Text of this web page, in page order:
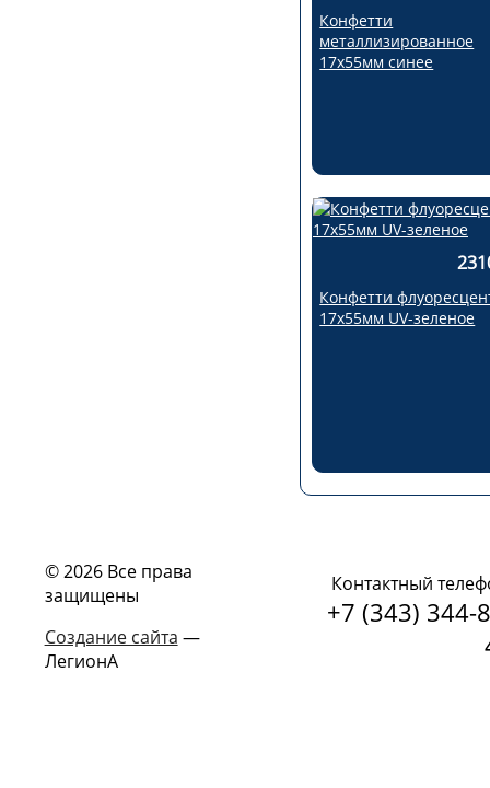
Конфетти
металлизированное
17х55мм синее
Конфетти
17х55мм UV-зеленое
© 2026 Все права
защищены
Создание сайта —
ЛегионА
Контактный
+7 (343) 344-